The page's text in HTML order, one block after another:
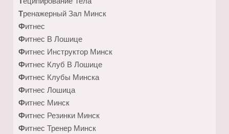
Тренажерный Зал Минск
Фитнес
Фитнес В Лошице
Фитнес Инструктор Минск
Фитнес Клуб В Лошице
Фитнес Клубы Минска
Фитнес Лошица
Фитнес Минск
Фитнес Резинки Минск
Фитнес Тренер Минск